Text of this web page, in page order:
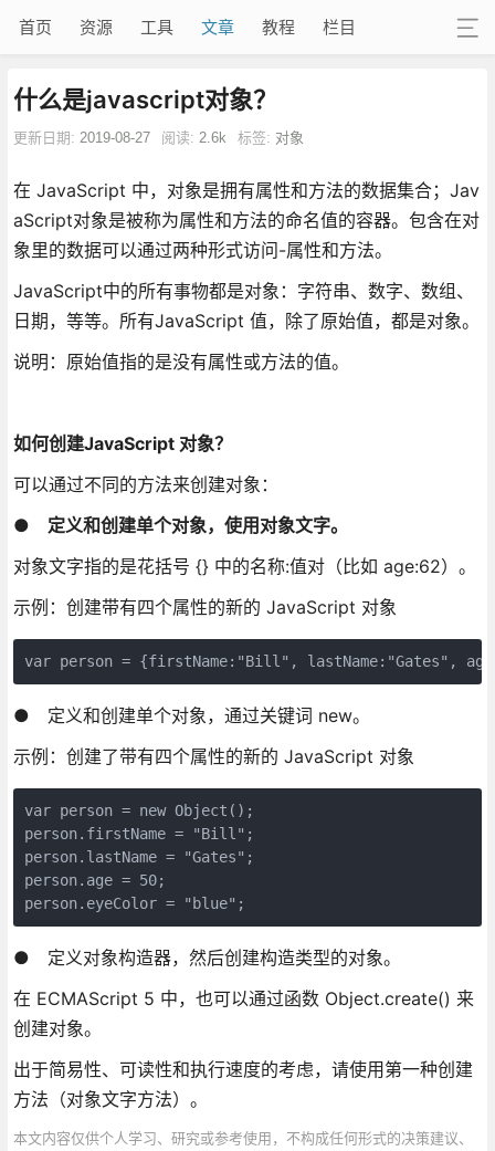
首页 资源 工具 文章 教程 栏目
什么是javascript对象？
更新日期: 2019-08-27 阅读: 2.6k 标签: 对象
在 JavaScript 中，对象是拥有属性和方法的数据集合；Jav
aScript对象是被称为属性和方法的命名值的容器。包含在对
象里的数据可以通过两种形式访问-属性和方法。
JavaScript中的所有事物都是对象：字符串、数字、数组、
日期，等等。所有JavaScript 值，除了原始值，都是对象。
说明：原始值指的是没有属性或方法的值。
如何创建JavaScript 对象？
可以通过不同的方法来创建对象：
● 定义和创建单个对象，使用对象文字。
对象文字指的是花括号 {} 中的名称:值对（比如 age:62）。
示例：创建带有四个属性的新的 JavaScript 对象
var person = {firstName:"Bill", lastName:"Gates",
● 定义和创建单个对象，通过关键词 new。
示例：创建了带有四个属性的新的 JavaScript 对象
var person = new Object();
person.firstName = "Bill";
person.lastName = "Gates";
person.age = 50;
person.eyeColor = "blue";
● 定义对象构造器，然后创建构造类型的对象。
在 ECMAScript 5 中，也可以通过函数 Object.create() 来
创建对象。
出于简易性、可读性和执行速度的考虑，请使用第一种创建
方法（对象文字方法）。
本文内容仅供个人学习、研究或参考使用，不构成任何形式的决策建议、